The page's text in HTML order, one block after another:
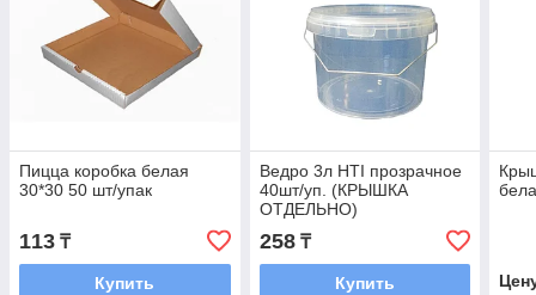
Пицца коробка белая
30*30 50 шт/упак
113 ₸
Купить
Ведро 3л HTI прозрачное
40шт/уп. (КРЫШКА
ОТДЕЛЬНО)
258₸
Купить